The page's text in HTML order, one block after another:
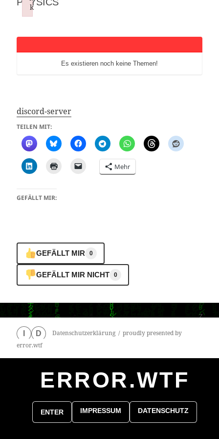
PHYSICS
Es existieren noch keine Themen!
discord-server
TEILEN MIT:
Mehr
GEFÄLLT MIR:
GEFÄLLT MIR 0
GEFÄLLT MIR NICHT 0
D Datenschutzerklärung
proudly presented by
error.wtf
ERROR.WTF
ENTER IMPRESSUM DATENSCHUTZ
k
Failed to initialize plugin: wplink